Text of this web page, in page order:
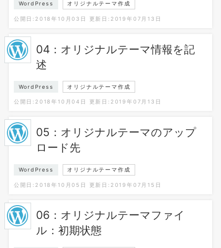
WordPress オリジナルテーマ作成
公開日:2018年10月03日 更新日:2019年07月13日
04：オリジナルテーマ情報を記
述
WordPress オリジナルテーマ作成
公開日:2018年10月04日 更新日:2019年07月13日
05：オリジナルテーマのアップ
ロード先
WordPress オリジナルテーマ作成
公開日:2018年10月05日 更新日:2019年07月15日
06：オリジナルテーマファイ
ル：初期状態